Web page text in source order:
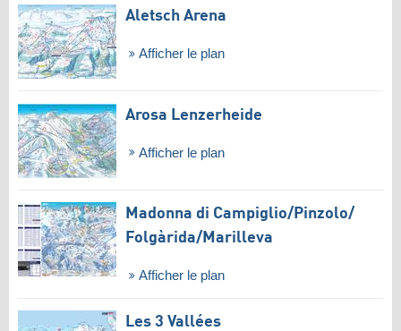
Aletsch Arena
Afficher le plan
Arosa Lenzerheide
Afficher le plan
Madonna di Campiglio/​Pinzolo/​
Folgàrida/​Marilleva
Afficher le plan
Les 3 Vallées